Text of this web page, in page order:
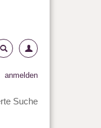
anmelden
Suche